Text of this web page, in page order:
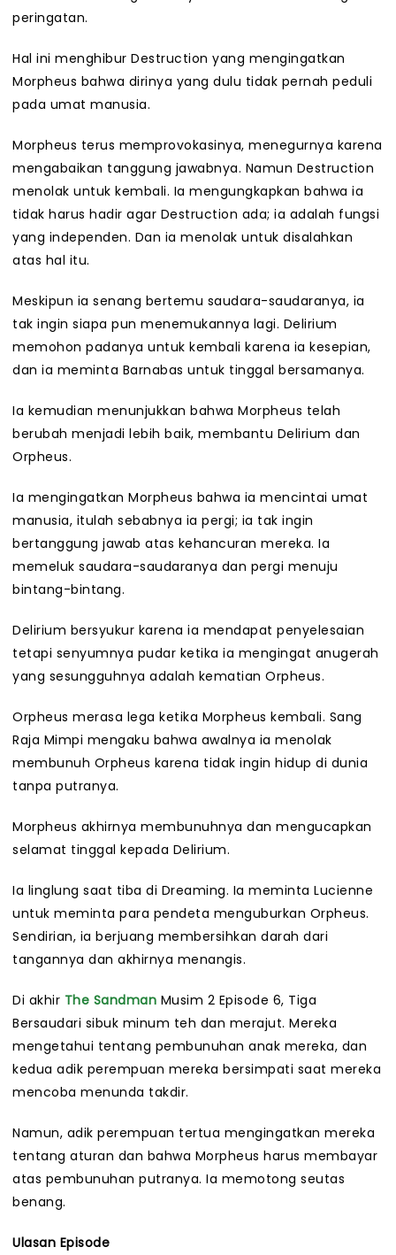
peringatan.
Hal ini menghibur Destruction yang mengingatkan
Morpheus bahwa dirinya yang dulu tidak pernah peduli
pada umat manusia.
Morpheus terus memprovokasinya, menegurnya karena
mengabaikan tanggung jawabnya. Namun Destruction
menolak untuk kembali. Ia mengungkapkan bahwa ia
tidak harus hadir agar Destruction ada; ia adalah fungsi
yang independen. Dan ia menolak untuk disalahkan
atas hal itu.
Meskipun ia senang bertemu saudara-saudaranya, ia
tak ingin siapa pun menemukannya lagi. Delirium
memohon padanya untuk kembali karena ia kesepian,
dan ia meminta Barnabas untuk tinggal bersamanya.
Ia kemudian menunjukkan bahwa Morpheus telah
berubah menjadi lebih baik, membantu Delirium dan
Orpheus.
Ia mengingatkan Morpheus bahwa ia mencintai umat
manusia, itulah sebabnya ia pergi; ia tak ingin
bertanggung jawab atas kehancuran mereka. Ia
memeluk saudara-saudaranya dan pergi menuju
bintang-bintang.
Delirium bersyukur karena ia mendapat penyelesaian
tetapi senyumnya pudar ketika ia mengingat anugerah
yang sesungguhnya adalah kematian Orpheus.
Orpheus merasa lega ketika Morpheus kembali. Sang
Raja Mimpi mengaku bahwa awalnya ia menolak
membunuh Orpheus karena tidak ingin hidup di dunia
tanpa putranya.
Morpheus akhirnya membunuhnya dan mengucapkan
selamat tinggal kepada Delirium.
Ia linglung saat tiba di Dreaming. Ia meminta Lucienne
untuk meminta para pendeta menguburkan Orpheus.
Sendirian, ia berjuang membersihkan darah dari
tangannya dan akhirnya menangis.
Di akhir The Sandman Musim 2 Episode 6, Tiga
Bersaudari sibuk minum teh dan merajut. Mereka
mengetahui tentang pembunuhan anak mereka, dan
kedua adik perempuan mereka bersimpati saat mereka
mencoba menunda takdir.
Namun, adik perempuan tertua mengingatkan mereka
tentang aturan dan bahwa Morpheus harus membayar
atas pembunuhan putranya. Ia memotong seutas
benang.
Ulasan Episode